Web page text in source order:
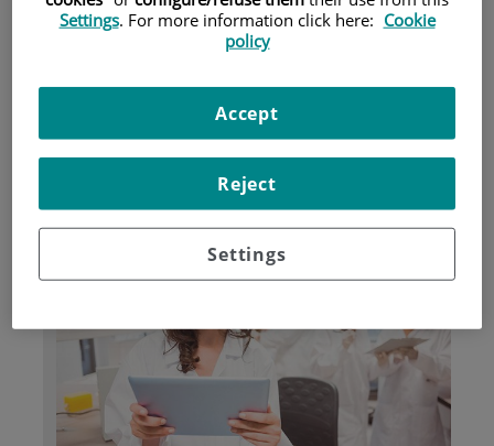
Investigación
Settings. For more information click here: Cookie
policy
Settings
Reject
Accept